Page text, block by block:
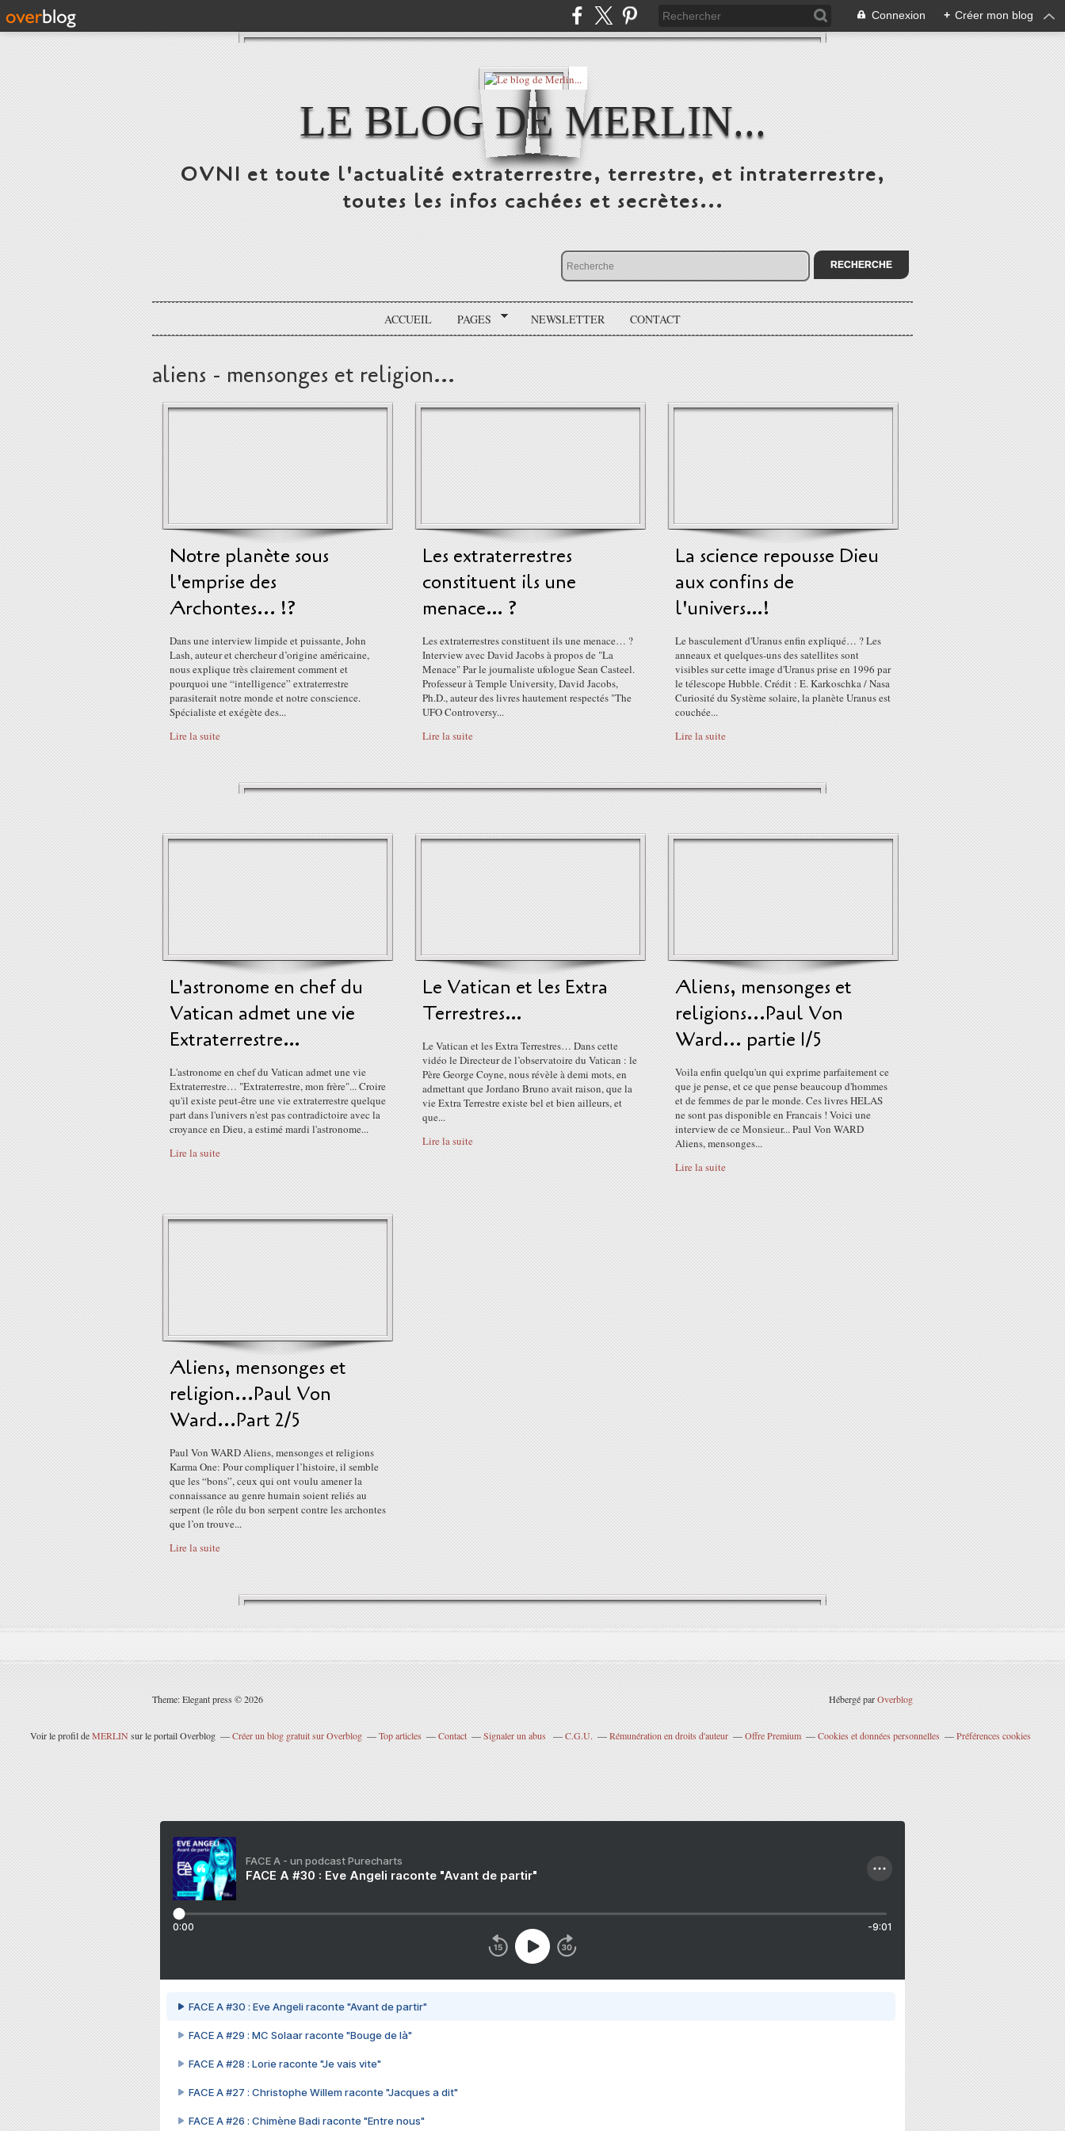
Connexion + Créer mon blog
LE BLOG DE MERLIN...
OVNI et toute l'actualité extraterrestre, terrestre, et intraterrestre,
toutes les infos cachées et secrètes...
ACCUEIL PAGES NEWSLETTER CONTACT
aliens - mensonges et religion...
Notre planète sous
l'emprise des
Archontes... !?
Dans une interview limpide et puissante, John
Lash, auteur et chercheur d’origine américaine,
nous explique très clairement comment et
pourquoi une “intelligence” extraterrestre
parasiterait notre monde et notre conscience.
Spécialiste et exégète des...
Lire la suite
Les extraterrestres
constituent ils une
menace… ?
Les extraterrestres constituent ils une menace… ?
Interview avec David Jacobs à propos de "La
Menace" Par le journaliste ufologue Sean Casteel.
Professeur à Temple University, David Jacobs,
Ph.D., auteur des livres hautement respectés "The
UFO Controversy...
Lire la suite
La science repousse Dieu
aux confins de
l'univers…!
Le basculement d'Uranus enfin expliqué… ? Les
anneaux et quelques-uns des satellites sont
visibles sur cette image d'Uranus prise en 1996 par
le télescope Hubble. Crédit : E. Karkoschka / Nasa
Curiosité du Système solaire, la planète Uranus est
couchée...
Lire la suite
L'astronome en chef du
Vatican admet une vie
Extraterrestre…
L'astronome en chef du Vatican admet une vie
Extraterrestre… "Extraterrestre, mon frère"... Croire
qu'il existe peut-être une vie extraterrestre quelque
part dans l'univers n'est pas contradictoire avec la
croyance en Dieu, a estimé mardi l'astronome...
Lire la suite
Le Vatican et les Extra
Terrestres…
Le Vatican et les Extra Terrestres… Dans cette
vidéo le Directeur de l’observatoire du Vatican : le
Père George Coyne, nous révèle à demi mots, en
admettant que Jordano Bruno avait raison, que la
vie Extra Terrestre existe bel et bien ailleurs, et
que...
Lire la suite
Aliens, mensonges et
religions...Paul Von
Ward... partie 1/5
Voila enfin quelqu'un qui exprime parfaitement ce
que je pense, et ce que pense beaucoup d'hommes
et de femmes de par le monde. Ces livres HELAS
ne sont pas disponible en Francais ! Voici une
interview de ce Monsieur... Paul Von WARD
Aliens, mensonges...
Lire la suite
Aliens, mensonges et
religion...Paul Von
Ward...Part 2/5
Paul Von WARD Aliens, mensonges et religions
Karma One: Pour compliquer l’histoire, il semble
que les “bons”, ceux qui ont voulu amener la
connaissance au genre humain soient reliés au
serpent (le rôle du bon serpent contre les archontes
que l’on trouve...
Lire la suite
Theme: Elegant press © 2026 Hébergé parOverblog
Voir le profil deMERLIN sur le portail Overblog Créer un blog gratuit sur Overblog Top articles Contact Signaler un abus C.G.U. Rémunération en droits d'auteur Offre Premium Cookies et données personnelles Préférences cookies
FACE A - un podcast Purecharts
FACE A #30 : Eve Angeli raconte "Avant de partir"
0:00 -9:01
FACE A #30 : Eve Angeli raconte "Avant de partir"
FACE A #29 : MC Solaar raconte "Bouge de là"
FACE A #28 : Lorie raconte "Je vais vite"
FACE A #27 : Christophe Willem raconte "Jacques a dit"
FACE A #26 : Chimène Badi raconte "Entre nous"